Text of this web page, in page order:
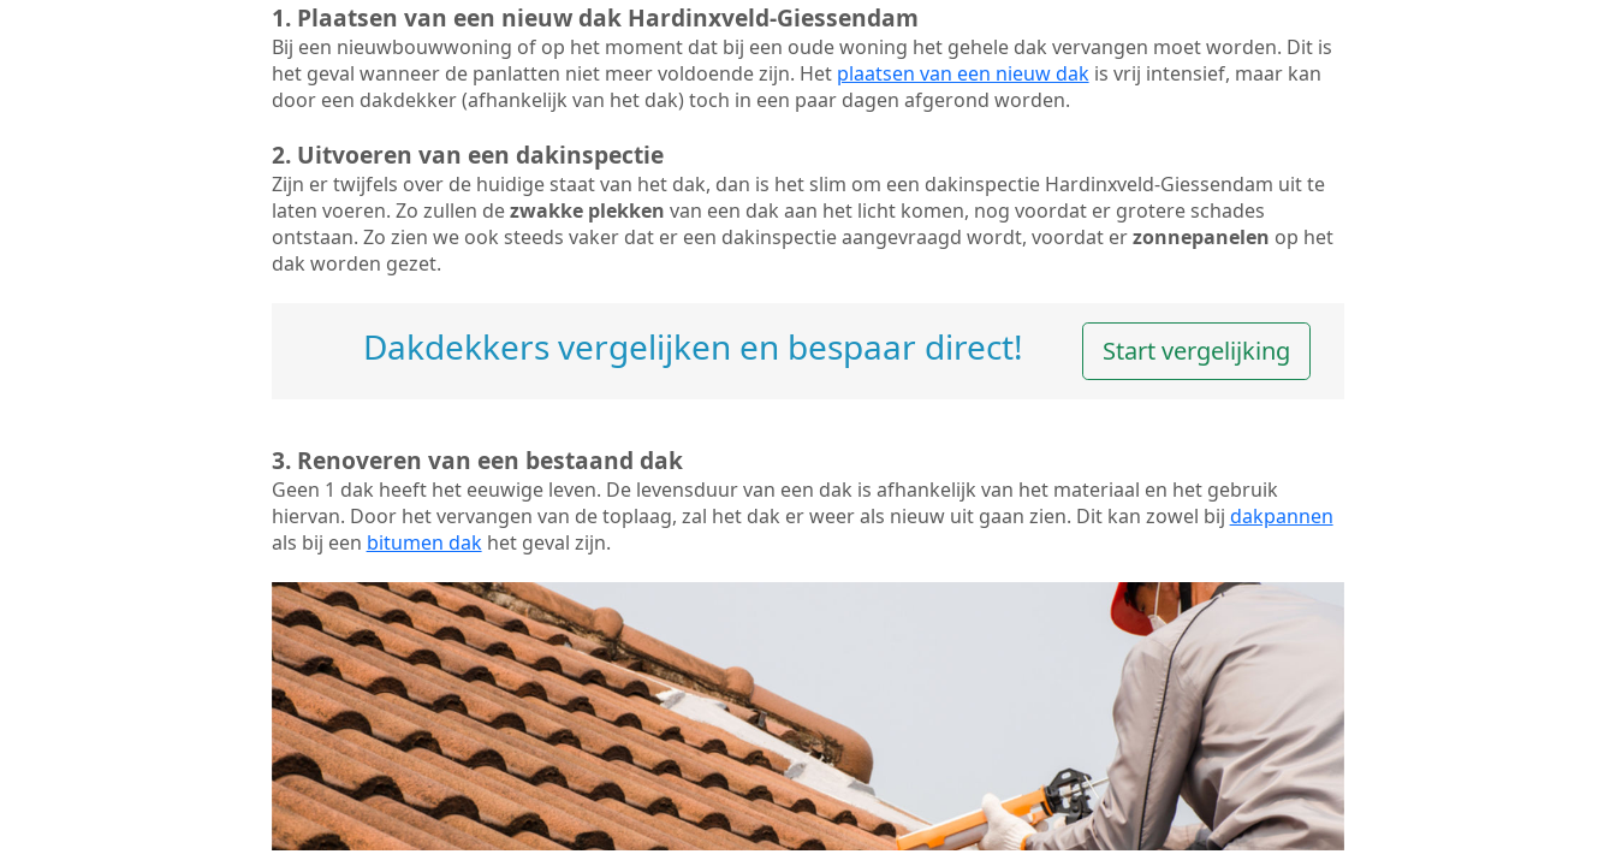
1. Plaatsen van een nieuw dak Hardinxveld-Giessendam
Bij een nieuwbouwwoning of op het moment dat bij een oude woning het gehele dak vervangen moet worden. Dit is
het geval wanneer de panlatten niet meer voldoende zijn. Het plaatsen van een nieuw dakis vrij intensief, maar kan
door een dakdekker (afhankelijk van het dak) toch in een paar dagen afgerond worden.
2. Uitvoeren van een dakinspectie
Zijn er twijfels over de huidige staat van het dak, dan is het slim om een dakinspectie Hardinxveld-Giessendam uit te
laten voeren. Zo zullen dezwakke plekken van een dak aan het licht komen, nog voordat er grotere schades
ontstaan. Zo zien we ook steeds vaker dat er een dakinspectie aangevraagd wordt, voordat erzonnepanelen op het
dak worden gezet.
Dakdekkers vergelijken en bespaar direct! Start vergelijking
3. Renoveren van een bestaand dak
Geen 1 dak heeft het eeuwige leven. De levensduur van een dak is afhankelijk van het materiaal en het gebruik
hiervan. Door het vervangen van de toplaag, zal het dak er weer als nieuw uit gaan zien. Dit kan zowel bij dakpannen
als bij een bitumen dakhet geval zijn.